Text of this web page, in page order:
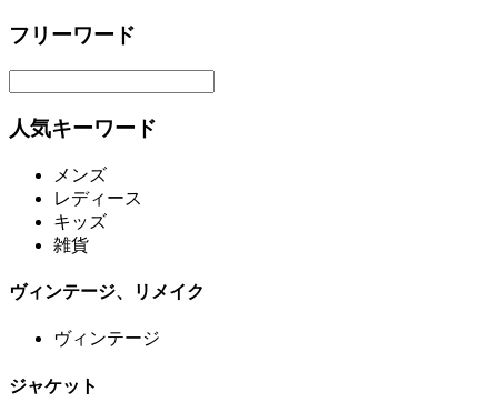
フリーワード
人気キーワード
メンズ
レディース
キッズ
雑貨
ヴィンテージ、リメイク
ヴィンテージ
ジャケット